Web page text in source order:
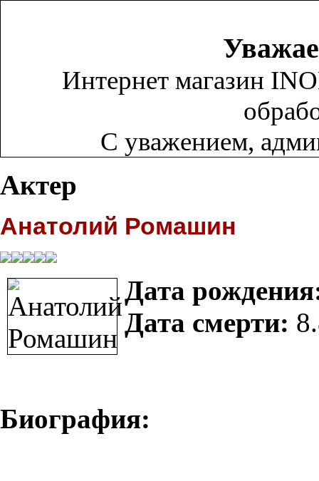
Интернет магазин
С уважением,
Актер
Анатолий Ромашин
Дата
Дата смерти:
Биография: